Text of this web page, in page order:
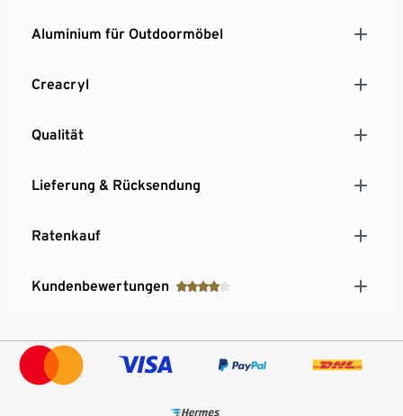
Aluminium für Outdoormöbel
Creacryl
Qualität
Lieferung & Rücksendung
Ratenkauf
Kundenbewertungen